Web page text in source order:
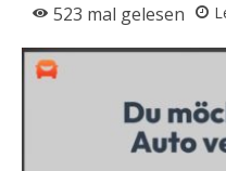
523 mal gelesen